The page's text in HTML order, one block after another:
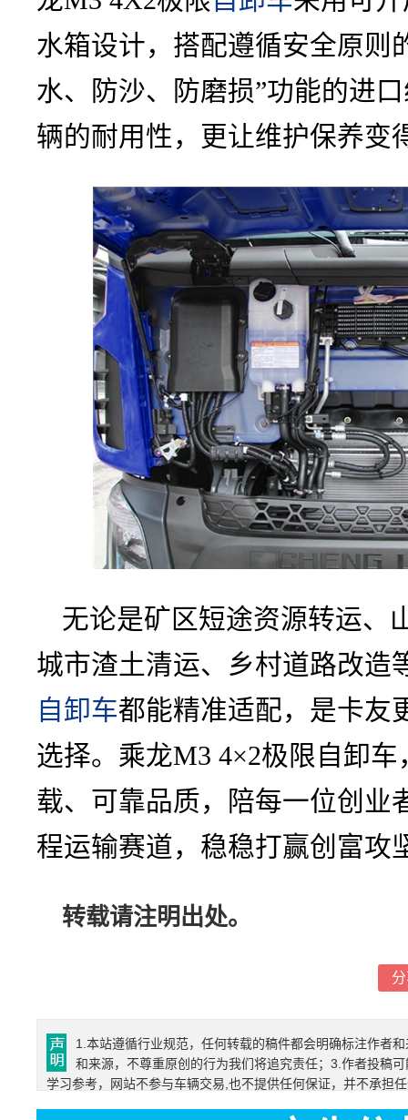
水箱设计，搭配遵循安全原则
水、防沙、防磨损”功能的进
辆的耐用性，更让维护保养变
无论是矿区短途资源转运、
城市渣土清运、乡村道路改造
自卸车都能精准适配，是卡友
选择。乘龙M3 4×2极限自卸
载、可靠品质，陪每一位创业
程运输赛道，稳稳打赢创富攻
转载请注明出处。
1.本站遵循行业规范，任何转载的稿件都会明确标注作者
和来源，不尊重原创的行为我们将追究责任；3.作者投稿
学习参考，网站不参与车辆交易,也不提供任何保证，并不承担